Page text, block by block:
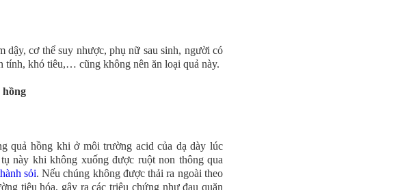
cơ thể suy nhược, phụ nữ sau sinh, người có
tính, khó tiêu,… cũng không nên ăn loại quả này.
quả hồng khi ở môi trường acid của dạ dày lúc
này khi không xuống được ruột non thông qua
sỏi. Nếu chúng không được thải ra ngoài theo
tiêu hóa, gây ra các triệu chứng như đau quặn